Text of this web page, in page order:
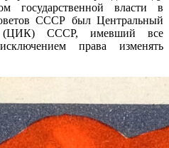
государственной власти в
СССР был Центральный
(ЦИК) СССР, имевший все
права изменять